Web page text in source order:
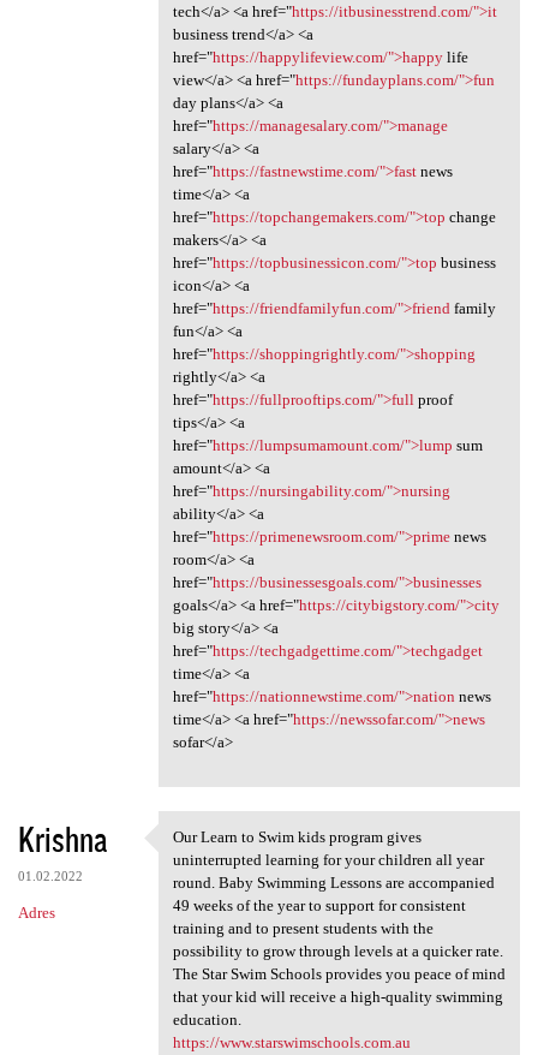
tech</a> <a href="https://itbusinesstrend.com/">it
business trend</a> <a
href="https://happylifeview.com/">happylife
view</a> <a href="https://fundayplans.com/">fun
day plans</a> <a
href="https://managesalary.com/">manage
salary</a> <a
href="https://fastnewstime.com/">fastnews
time</a> <a
href="https://topchangemakers.com/">top change
makers</a> <a
href="https://topbusinessicon.com/">top business
icon</a> <a
href="https://friendfamilyfun.com/">friendfamily
fun</a> <a
href="https://shoppingrightly.com/">shopping
rightly</a> <a
href="https://fullprooftips.com/">fullproof
tips</a> <a
href="https://lumpsumamount.com/">lump sum
amount</a> <a
href="https://nursingability.com/">nursing
ability</a> <a
href="https://primenewsroom.com/">primenews
room</a> <a
href="https://businessesgoals.com/">businesses
goals</a> <a href="https://citybigstory.com/">city
big story</a> <a
href="https://techgadgettime.com/">techgadget
time</a> <a
href="https://nationnewstime.com/">nation news
time</a> <a href="https://newssofar.com/">news
sofar</a>
Krishna
01.02.2022
Adres
Our Learn to Swim kids
Our Learn to Swim kids program gives
uninterrupted learning for your children all year
round. Baby Swimming Lessons are accompanied
49 weeks of the year to support for consistent
training and to present students with the
possibility to grow through levels at a quicker rate.
The Star Swim Schools provides you peace of mind
that your kid will receive a high-quality swimming
education.
https://www.starswimschools.com.au